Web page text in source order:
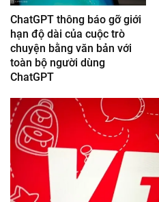
ChatGPT thông báo gỡ giới
hạn độ dài của cuộc trò
chuyện bằng văn bản với
toàn bộ người dùng
ChatGPT